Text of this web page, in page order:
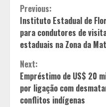
Continue
Reading
Previous:
Instituto Estadual de
para condutores de
estaduais na Zona da
Next:
Empréstimo de US$ 20
por ligação com
conflitos indígenas